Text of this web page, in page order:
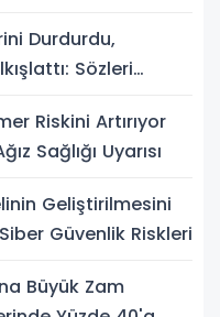
Durdurdu,
Sözleri
Riskini Artırıyor
Sağlığı Uyarısı
Geliştirilmesini
Güvenlik Riskleri
Büyük Zam